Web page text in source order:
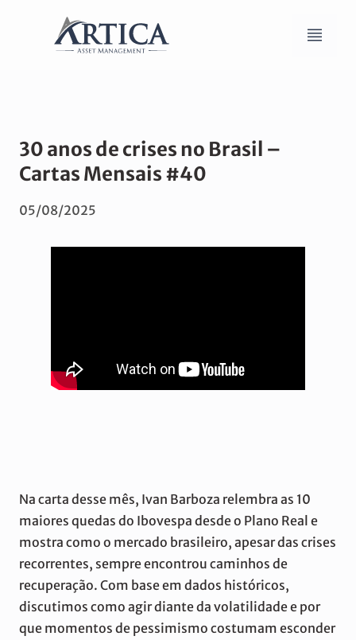
30 anos de crises no Brasil –
Cartas Mensais #40
05/08/2025
Na carta desse mês, Ivan Barboza relembra as 10
maiores quedas do Ibovespa desde o Plano Real e
mostra como o mercado brasileiro, apesar das crises
recorrentes, sempre encontrou caminhos de
recuperação. Com base em dados históricos,
discutimos como agir diante da volatilidade e por
que momentos de pessimismo costumam esconder